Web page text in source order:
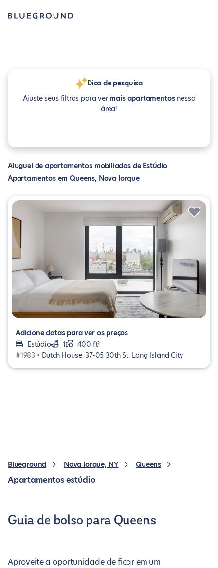
Dica de pesquisa
Ajuste seus filtros para ver mais apartamentosnessa
área!
Aluguel de apartamentos mobiliados de Estúdio
Apartamentos em Queens, Nova Iorque
Adicione datas para ver os preços
Estúdio
1
400 ft²
#1983 • Dutch House, 37-05 30th St, Long Island City
Blueground Nova Iorque, NY Queens
Apartamentos estúdio
Guia de bolso para Queens
Aproveite a oportunidade de ficar em um